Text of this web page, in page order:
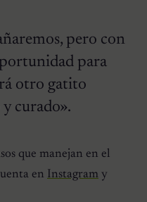
pero con
para
otro gatito
y curado».
que manejan en el
en Instagram y